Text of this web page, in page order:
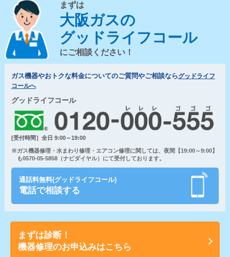
まずは
大阪ガスの
グッドライフコール
にご相談ください！
ガス機器やおトクな料金についてのご質問やご相談ならグッドライフ
コールへ
グッドライフコール
[受付時間］全日 9:00～19:00
※ガス機器修理・水まわり修理・エアコン修理に関しては、夜間【19:00～9:00】
も0570-05-5858（ナビダイヤル）にて受付しております。
通話料無料(グッドライフコール)
電話で相談する
まずは診断！
機器修理のお申込みはこちら